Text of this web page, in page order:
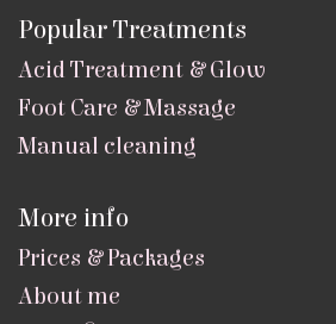
Popular Treatments
Acid Treatment & Glow
Foot Care & Massage
Manual cleaning
More info
Prices & Packages
About me